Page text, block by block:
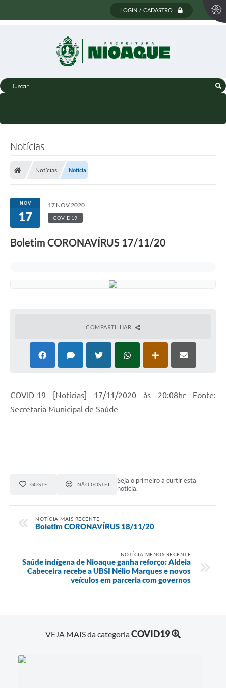
LOGIN / CADASTRO
Buscar...
Notícias
Notícias Notícia
NOV
17
17 NOV 2020
COVID19
Boletim CORONAVÍRUS 17/11/20
COMPARTILHAR
COVID-19 [Notícias] 17/11/2020 às 20:08hr Fonte:
Secretaria Municipal de Saúde
GOSTEI NÃO GOSTEI
Seja o primeiro a curtir esta
notícia.
NOTÍCIA MAIS RECENTE
Boletim CORONAVÍRUS 18/11/20
NOTÍCIA MENOS RECENTE
Saúde indígena de Nioaque ganha reforço: Aldeia
Cabeceira recebe a UBSI Nélio Marques e novos
veículos em parceria com governos
VEJA MAIS da categoriaCOVID19